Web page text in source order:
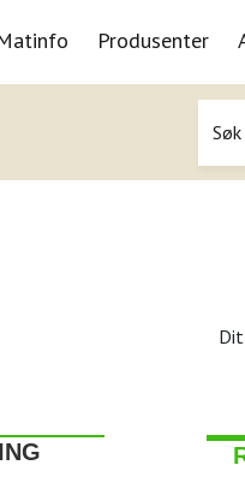
Produsenter